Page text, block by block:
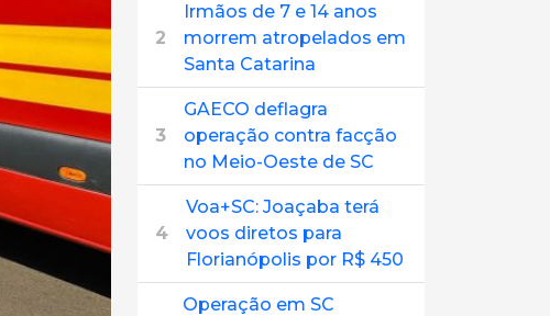
2
Irmãos de 7 e 14 anos
morrem atropelados em
Santa Catarina
3
GAECO deflagra
operação contra facção
no Meio-Oeste de SC
4
Voa+SC: Joaçaba terá
voos diretos para
Florianópolis por R$ 450
Operação em SC